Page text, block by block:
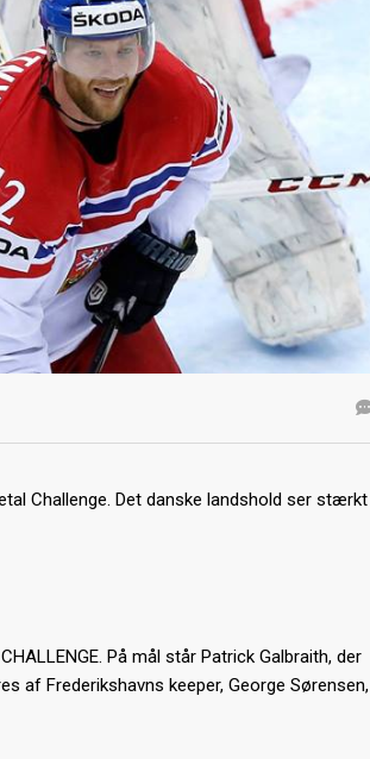
Challenge. Det danske landshold ser stærkt
På mål står Patrick Galbraith, der
af Frederikshavns keeper, George Sørensen,